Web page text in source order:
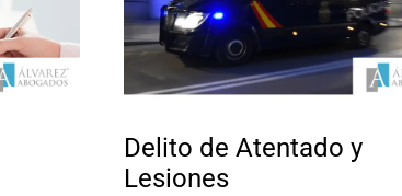
Delito de Atentado y
Lesiones